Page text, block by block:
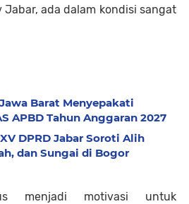
Jabar, ada dalam kondisi sangat
Barat Menyepakati
APBD Tahun Anggaran 2027
DPRD Jabar Soroti Alih
dan Sungai di Bogor
menjadi motivasi untuk